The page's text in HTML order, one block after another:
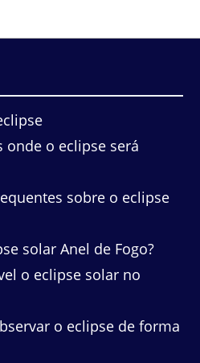
onde o eclipse será
sobre o eclipse
solar Anel de Fogo?
o eclipse solar no
o eclipse de forma